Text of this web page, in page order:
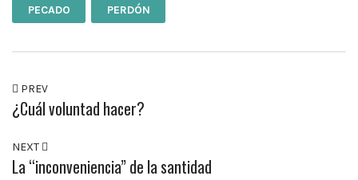
PECADO PERDÓN
PREV
¿Cuál voluntad hacer?
NEXT
La “inconveniencia” de la santidad